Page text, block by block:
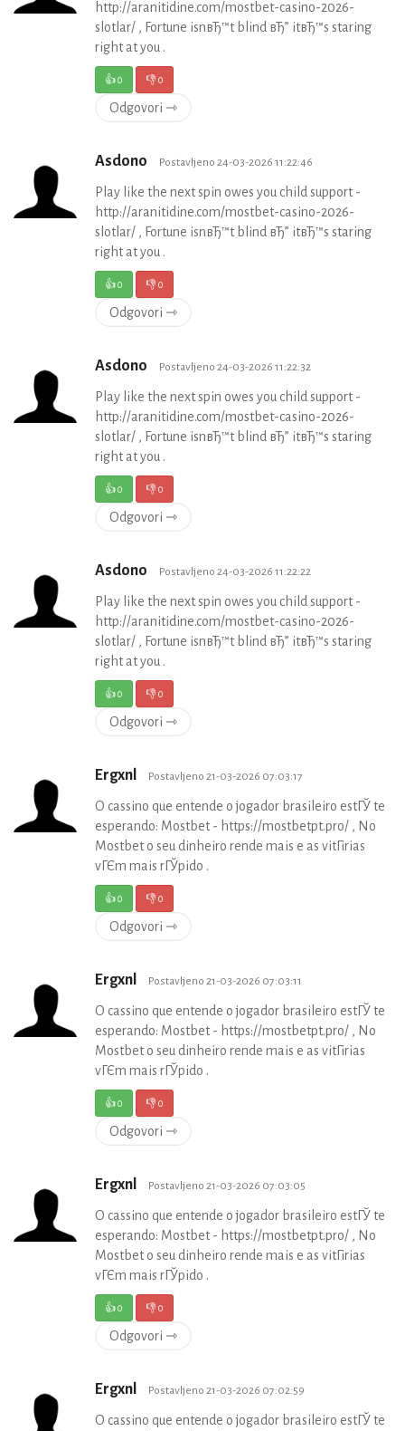
http://aranitidine.com/mostbet-casino-2026-
slotlar/ , Fortune isnвЂ™t blind вЂ” itвЂ™s staring
right at you .
👍0 👎0
Odgovori ⇾
Asdono Postavljeno 24-03-2026 11:22:46
Play like the next spin owes you child support -
http://aranitidine.com/mostbet-casino-2026-
slotlar/ , Fortune isnвЂ™t blind вЂ” itвЂ™s staring
right at you .
👍0 👎0
Odgovori ⇾
Asdono Postavljeno 24-03-2026 11:22:32
Play like the next spin owes you child support -
http://aranitidine.com/mostbet-casino-2026-
slotlar/ , Fortune isnвЂ™t blind вЂ” itвЂ™s staring
right at you .
👍0 👎0
Odgovori ⇾
Asdono Postavljeno 24-03-2026 11:22:22
Play like the next spin owes you child support -
http://aranitidine.com/mostbet-casino-2026-
slotlar/ , Fortune isnвЂ™t blind вЂ” itвЂ™s staring
right at you .
👍0 👎0
Odgovori ⇾
Ergxnl Postavljeno 21-03-2026 07:03:17
O cassino que entende o jogador brasileiro estГЎ te
esperando: Mostbet - https://mostbetpt.pro/ , No
Mostbet o seu dinheiro rende mais e as vitГіrias
vГЄm mais rГЎpido .
👍0 👎0
Odgovori ⇾
Ergxnl Postavljeno 21-03-2026 07:03:11
O cassino que entende o jogador brasileiro estГЎ te
esperando: Mostbet - https://mostbetpt.pro/ , No
Mostbet o seu dinheiro rende mais e as vitГіrias
vГЄm mais rГЎpido .
👍0 👎0
Odgovori ⇾
Ergxnl Postavljeno 21-03-2026 07:03:05
O cassino que entende o jogador brasileiro estГЎ te
esperando: Mostbet - https://mostbetpt.pro/ , No
Mostbet o seu dinheiro rende mais e as vitГіrias
vГЄm mais rГЎpido .
👍0 👎0
Odgovori ⇾
Ergxnl Postavljeno 21-03-2026 07:02:59
O cassino que entende o jogador brasileiro estГЎ te